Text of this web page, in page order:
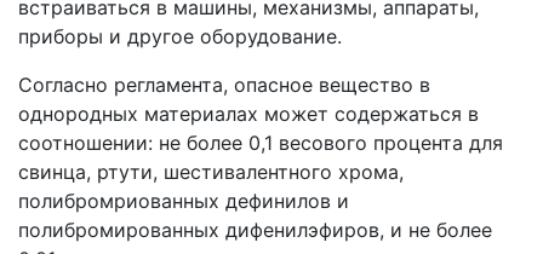
встраиваться в машины, механизмы, аппараты,
приборы и другое оборудование.
Согласно регламента, опасное вещество в
однородных материалах может содержаться в
соотношении: не более 0,1 весового процента для
свинца, ртути, шестивалентного хрома,
полибромриованных дефинилов и
полибромированных дифенилэфиров, и не более